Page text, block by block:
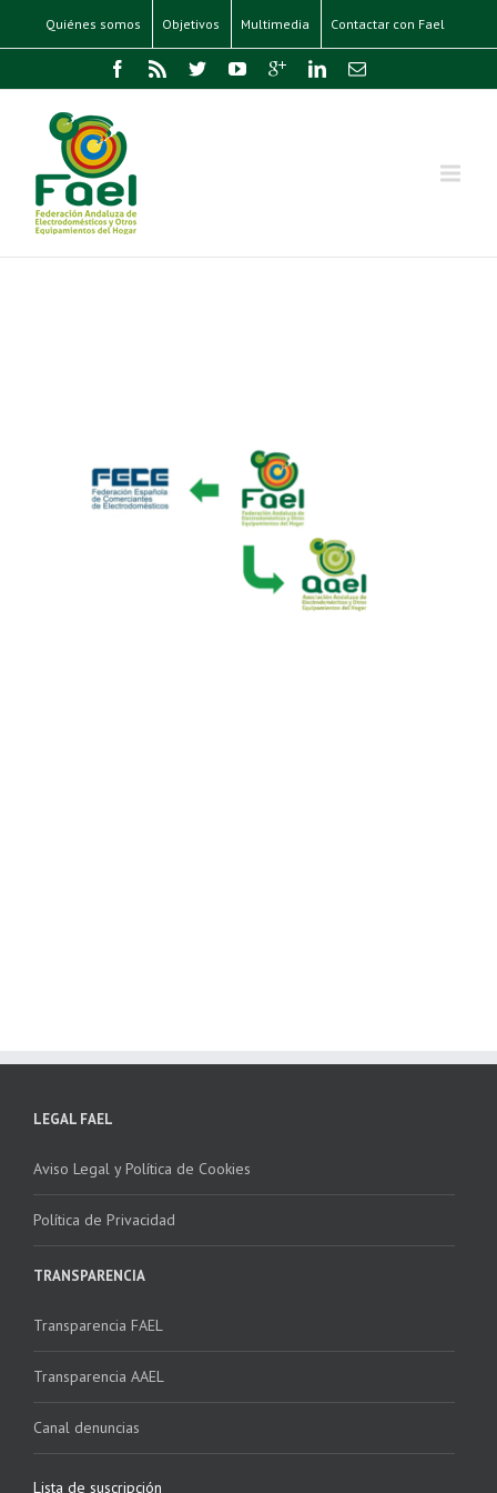
Quiénes somos Objetivos Multimedia Contactar con Fael
LEGAL FAEL
Aviso Legal y Política de Cookies
Política de Privacidad
TRANSPARENCIA
Transparencia FAEL
Transparencia AAEL
Canal denuncias
Lista de suscripción